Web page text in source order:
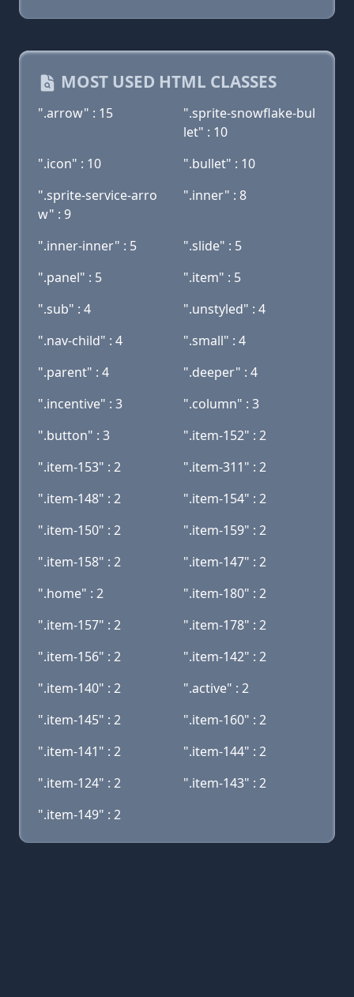
MOST USED HTML CLASSES
".arrow" : 15
".sprite-snowflake-bul
let" : 10
".icon" : 10
".bullet" : 10
".sprite-service-arro
w" : 9
".inner" : 8
".inner-inner" : 5
".slide" : 5
".panel" : 5
".item" : 5
".sub" : 4
".unstyled" : 4
".nav-child" : 4
".small" : 4
".parent" : 4
".deeper" : 4
".incentive" : 3
".column" : 3
".button" : 3
".item-152" : 2
".item-153" : 2
".item-311" : 2
".item-148" : 2
".item-154" : 2
".item-150" : 2
".item-159" : 2
".item-158" : 2
".item-147" : 2
".home" : 2
".item-180" : 2
".item-157" : 2
".item-178" : 2
".item-156" : 2
".item-142" : 2
".item-140" : 2
".active" : 2
".item-145" : 2
".item-160" : 2
".item-141" : 2
".item-144" : 2
".item-124" : 2
".item-143" : 2
".item-149" : 2